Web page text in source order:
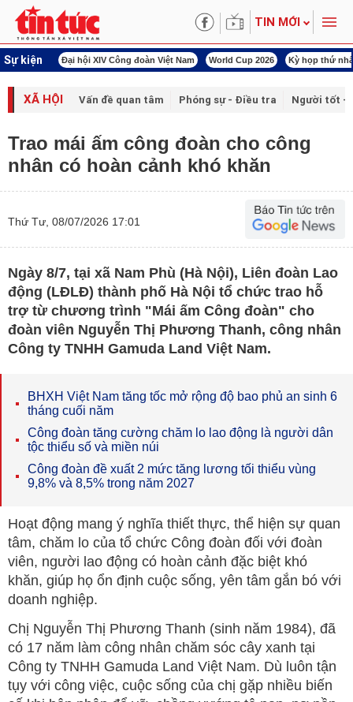
TIN MỚI
Sự kiện
ngày đêm Đại hội XIV Công đoàn Việt Nam World Cup 2026 Kỳ họp thứ
XÃ HỘI Vấn đề quan tâm Phóng sự - Điều tra Người tốt -
Trao mái ấm công đoàn cho công
nhân có hoàn cảnh khó khăn
Thứ Tư, 08/07/2026 17:01
Ngày 8/7, tại xã Nam Phù (Hà Nội), Liên đoàn Lao
động (LĐLĐ) thành phố Hà Nội tổ chức trao hỗ
trợ từ chương trình "Mái ấm Công đoàn" cho
đoàn viên Nguyễn Thị Phương Thanh, công nhân
Công ty TNHH Gamuda Land Việt Nam.
BHXH Việt Nam tăng tốc mở rộng độ bao phủ an sinh 6
tháng cuối năm
Công đoàn tăng cường chăm lo lao động là người dân
tộc thiểu số và miền núi
Công đoàn đề xuất 2 mức tăng lương tối thiểu vùng
9,8% và 8,5% trong năm 2027
Hoạt động mang ý nghĩa thiết thực, thể hiện sự quan
tâm, chăm lo của tổ chức Công đoàn đối với đoàn
viên, người lao động có hoàn cảnh đặc biệt khó
khăn, giúp họ ổn định cuộc sống, yên tâm gắn bó với
doanh nghiệp.
Chị Nguyễn Thị Phương Thanh (sinh năm 1984), đã
có 17 năm làm công nhân chăm sóc cây xanh tại
Công ty TNHH Gamuda Land Việt Nam. Dù luôn tận
tụy với công việc, cuộc sống của chị gặp nhiều biến